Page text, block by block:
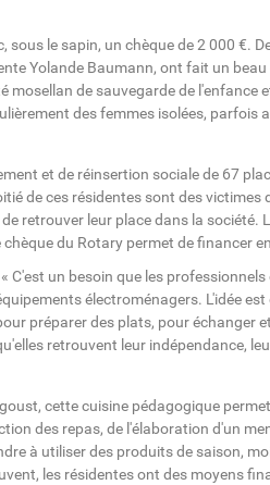
sous le sapin, un chèque de 2 000 €.
Yolande Baumann, ont fait un
mosellan de sauvegarde de l'enfance
des femmes isolées, parfois
et de réinsertion sociale de 67
de ces résidentes sont des victimes
retrouver leur place dans la société.
du Rotary permet de financer
C'est un besoin que les
électroménagers. L'idée
préparer des plats, pour échanger
retrouvent leur indépendance,
cette cuisine pédagogique
des repas, de l'élaboration d'un
à utiliser des produits de saison,
les résidentes ont des moyens